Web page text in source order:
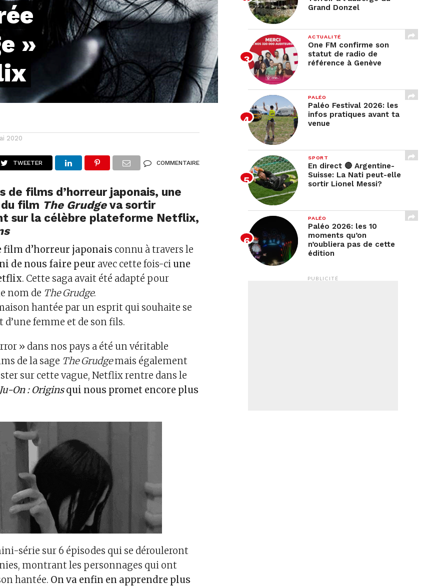
»
2020
TWEETER COMMENTAIRE
de films d’horreur japonais, une
film The Grudgeva sortir
sur la célèbre plateforme Netflix,
film d’horreur japonais connu à travers le
de nous faire peur avec cette fois-ci une
. Cette saga avait été adapté pour
nom de The Grudge.
hantée par un esprit qui souhaite se
d’une femme et de son fils.
» dans nos pays a été un véritable
de la sage The Grudgemais également
sur cette vague, Netflix rentre dans le
On : Originsqui nous promet encore plus
série sur 6 épisodes qui se dérouleront
montrant les personnages qui ont
hantée. On va enfin en apprendre plus
Grand Donzel
ACTUALITÉ
One FM confirme son
statut de radio de
référence à Genève
PALÉO
Paléo Festival 2026: les
infos pratiques avant ta
venue
SPORT
En direct 🔴 Argentine-
Suisse: La Nati peut-elle
sortir Lionel Messi?
PALÉO
Paléo 2026: les 10
moments qu’on
n’oubliera pas de cette
édition
PUBLICITÉ